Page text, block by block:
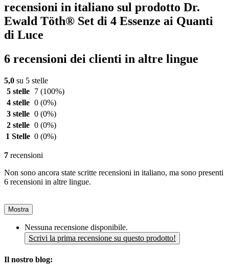
recensioni in italiano sul prodotto Dr.
Ewald Töth® Set di 4 Essenze ai Quanti
di Luce
6 recensioni dei clienti in altre lingue
5,0 su 5 stelle
5 stelle
7 (100%)
4 stelle 0 (0%)
3 stelle 0 (0%)
2 stelle 0 (0%)
1 Stelle 0 (0%)
7 recensioni
Non sono ancora state scritte recensioni in italiano, ma sono presenti
6 recensioni in altre lingue.
Mostra
Nessuna recensione disponibile.
Scrivi la prima recensione su questo prodotto!
Il nostro blog: